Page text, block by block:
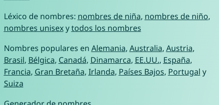
Léxico de nombres: nombres de niña, nombres de niño,
nombres unisexytodos los nombres
Nombres populares en Alemania, Australia, Austria,
Brasil, Bélgica, Canadá, Dinamarca, EE.UU., España,
Francia, Gran Bretaña, Irlanda, Países Bajos, Portugal y
Suiza